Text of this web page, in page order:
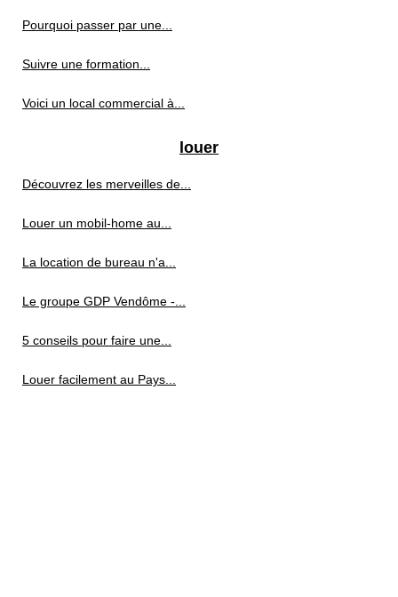
Pourquoi passer par une...
Suivre une formation...
Voici un local commercial à...
louer
Découvrez les merveilles de...
Louer un mobil-home au...
La location de bureau n'a...
Le groupe GDP Vendôme -...
5 conseils pour faire une...
Louer facilement au Pays...